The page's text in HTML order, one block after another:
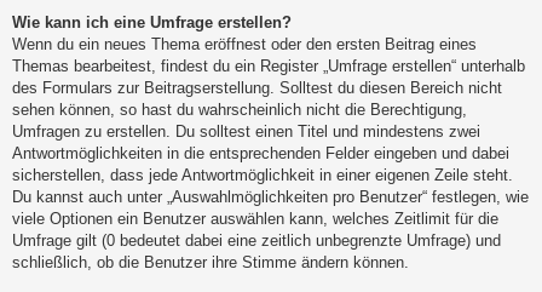
Wie kann ich eine Umfrage erstellen?
Wenn du ein neues Thema eröffnest oder den ersten Beitrag eines
Themas bearbeitest, findest du ein Register „Umfrage erstellen“ unterhalb
des Formulars zur Beitragserstellung. Solltest du diesen Bereich nicht
sehen können, so hast du wahrscheinlich nicht die Berechtigung,
Umfragen zu erstellen. Du solltest einen Titel und mindestens zwei
Antwortmöglichkeiten in die entsprechenden Felder eingeben und dabei
sicherstellen, dass jede Antwortmöglichkeit in einer eigenen Zeile steht.
Du kannst auch unter „Auswahlmöglichkeiten pro Benutzer“ festlegen, wie
viele Optionen ein Benutzer auswählen kann, welches Zeitlimit für die
Umfrage gilt (0 bedeutet dabei eine zeitlich unbegrenzte Umfrage) und
schließlich, ob die Benutzer ihre Stimme ändern können.